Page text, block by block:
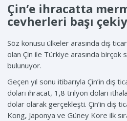
Çin’e ihracatta
cevherleri başı
Söz konusu ülkeler arasında dış
olan Çin ile Türkiye arasında
bulunuyor.
Geçen yıl sonu itibarıyla Çin’in dış
doları ihracat, 1,8 trilyon doları
dolar olarak gerçekleşti. Çin’in dış
Kong, Japonya ve Güney Kore ilk